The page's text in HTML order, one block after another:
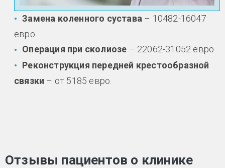
Замена коленного сустава – 10482-16047
евро.
Операция при сколиозе – 22062-31052 евро.
Реконструкция передней крестообразной
связки – от 5185 евро.
Отзывы пациентов о клинике